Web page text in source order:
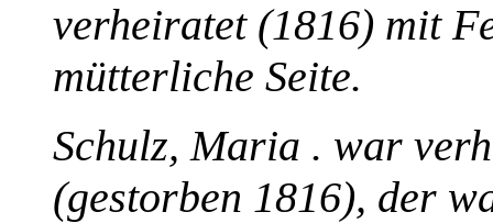
verheiratet (1816) mit
mütterliche Seite.
Schulz, Maria . war
(gestorben 1816), der